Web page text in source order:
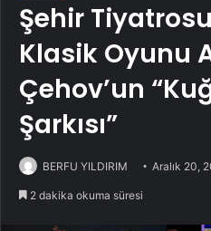
Şehir
Klasik Oyunu
Çehov’un
Şarkısı”
BERFU YILDIRIM Aralık 20,
2 dakika okuma süresi